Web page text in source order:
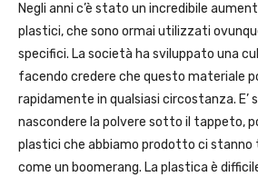
Negli anni c’è stato un incredibile
plastici, che sono ormai utilizzati
specifici. La società ha sviluppato una
facendo credere che questo materiale
rapidamente in qualsiasi circostanza. E’
nascondere la polvere sotto il tappeto,
plastici che abbiamo prodotto ci stanno
come un boomerang. La plastica è